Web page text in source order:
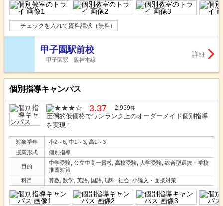
チェックを入れて資料請求（無料）
甲子園駅前校
甲子園駅 阪神本線
詳細
個別指導キャンパス
3.37 2,959件
圧倒的低価格でワンランク上のオーダーメイド個別指導
を実現！
対象学年
小2～6, 中1～3, 高1～3
授業形式
個別指導
目的
中学受験, 公立中高一貫校, 高校受験, 大学受験, 総合型選抜・学校
推薦対策
科目
算数, 数学, 英語, 国語, 理科, 社会, 小論文・面接対策